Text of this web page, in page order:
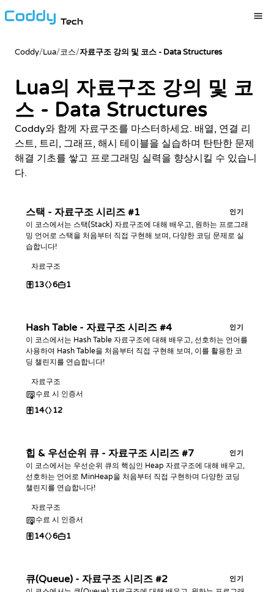
Tech
Coddy/Lua/코스/자료구조 강의 및 코스 - Data Structures
Lua의 자료구조 강의 및 코
스 - Data Structures
Coddy와 함께 자료구조를 마스터하세요. 배열, 연결 리
스트, 트리, 그래프, 해시 테이블을 실습하며 탄탄한 문제
해결 기초를 쌓고 프로그래밍 실력을 향상시킬 수 있습니
다.
스택 - 자료구조 시리즈 #1 인기
이 코스에서는 스택(Stack) 자료구조에 대해 배우고, 원하는 프로그래
밍 언어로 스택을 처음부터 직접 구현해 보며, 다양한 코딩 문제로 실
습합니다!
자료구조
13 6 1
Hash Table - 자료구조 시리즈 #4 인기
이 코스에서는 Hash Table 자료구조에 대해 배우고, 선호하는 언어를
사용하여 Hash Table을 처음부터 직접 구현해 보며, 이를 활용한 코
딩 챌린지를 연습합니다!
자료구조
수료 시 인증서
14 12
힙 & 우선순위 큐 - 자료구조 시리즈 #7 인기
이 코스에서는 우선순위 큐의 핵심인 Heap 자료구조에 대해 배우고,
선호하는 언어로 MinHeap을 처음부터 직접 구현하며 다양한 코딩
챌린지를 연습합니다!
자료구조
수료 시 인증서
14 6 1
큐(Queue) - 자료구조 시리즈 #2 인기